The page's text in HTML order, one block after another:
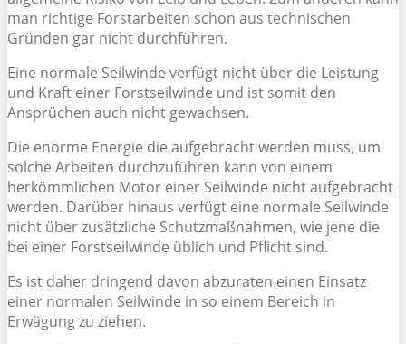
man richtige Forstarbeiten schon aus technischen
Gründen gar nicht durchführen.
Eine normale Seilwinde verfügt nicht über die Leistung
und Kraft einer Forstseilwinde und ist somit den
Ansprüchen auch nicht gewachsen.
Die enorme Energie die aufgebracht werden muss, um
solche Arbeiten durchzuführen kann von einem
herkömmlichen Motor einer Seilwinde nicht aufgebracht
werden. Darüber hinaus verfügt eine normale Seilwinde
nicht über zusätzliche Schutzmaßnahmen, wie jene die
bei einer Forstseilwinde üblich und Pflicht sind.
Es ist daher dringend davon abzuraten einen Einsatz
einer normalen Seilwinde in so einem Bereich in
Erwägung zu ziehen.